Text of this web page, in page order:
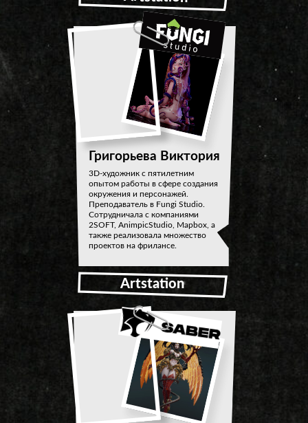
Григорьева Виктория
3D-художник с пятилетним
опытом работы в сфере создания
окружения и персонажей.
Преподаватель в Fungi Studio.
Сотрудничала с компаниями
2SOFT, AnimpicStudio, Mapbox, а
также реализовала множество
проектов на фрилансе.
Artstation